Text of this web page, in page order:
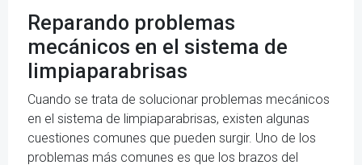
Reparando problemas
mecánicos en el sistema de
limpiaparabrisas
Cuando se trata de solucionar problemas mecánicos
en el sistema de limpiaparabrisas, existen algunas
cuestiones comunes que pueden surgir. Uno de los
problemas más comunes es que los brazos del